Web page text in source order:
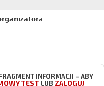
INFORMACJI – ABY
TEST LUB ZALOGUJ